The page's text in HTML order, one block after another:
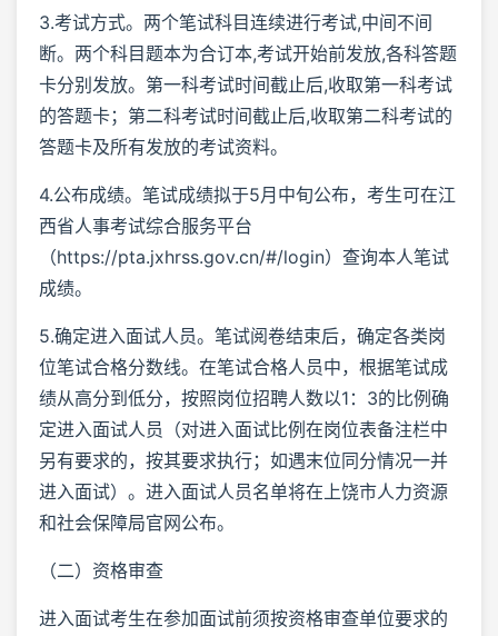
3.考试方式。两个笔试科目连续进行考试,中间不间
断。两个科目题本为合订本,考试开始前发放,各科答题
卡分别发放。第一科考试时间截止后,收取第一科考试
的答题卡；第二科考试时间截止后,收取第二科考试的
答题卡及所有发放的考试资料。
4.公布成绩。笔试成绩拟于5月中旬公布，考生可在江
西省人事考试综合服务平台
（https://pta.jxhrss.gov.cn/#/login）查询本人笔试
成绩。
5.确定进入面试人员。笔试阅卷结束后，确定各类岗
位笔试合格分数线。在笔试合格人员中，根据笔试成
绩从高分到低分，按照岗位招聘人数以1：3的比例确
定进入面试人员（对进入面试比例在岗位表备注栏中
另有要求的，按其要求执行；如遇末位同分情况一并
进入面试）。进入面试人员名单将在上饶市人力资源
和社会保障局官网公布。
（二）资格审查
进入面试考生在参加面试前须按资格审查单位要求的